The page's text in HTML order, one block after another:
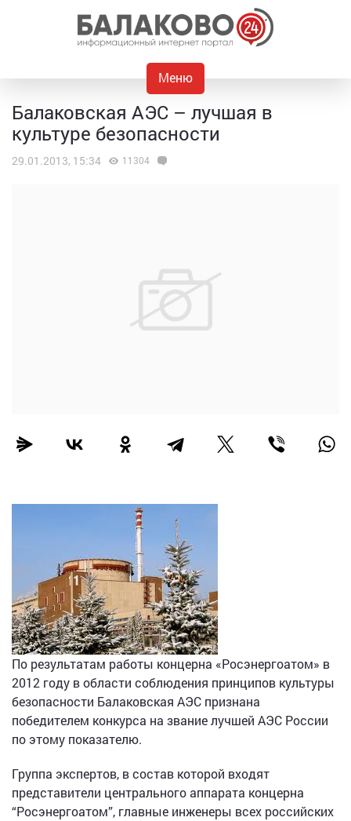
Меню
Балаковская АЭС – лучшая в
культуре безопасности
29.01.2013, 15:34 11304
По результатам работы концерна «Росэнергоатом» в
2012 году в области соблюдения принципов культуры
безопасности Балаковская АЭС признана
победителем конкурса на звание лучшей АЭС России
по этому показателю.
Группа экспертов, в состав которой входят
представители центрального аппарата концерна
“Росэнергоатом”, главные инженеры всех российских